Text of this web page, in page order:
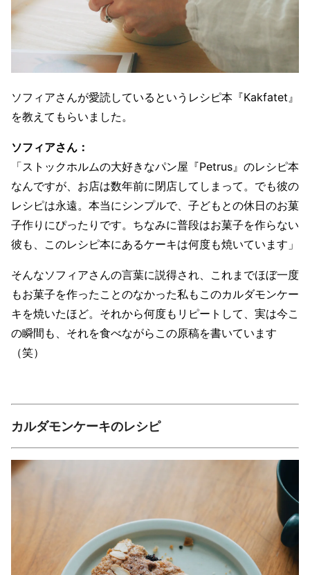
ソフィアさんが愛読しているというレシピ本『Kakfatet』
を教えてもらいました。
ソフィアさん：
「ストックホルムの大好きなパン屋『Petrus』のレシピ本
なんですが、お店は数年前に閉店してしまって。でも彼の
レシピは永遠。本当にシンプルで、子どもとの休日のお菓
子作りにぴったりです。ちなみに普段はお菓子を作らない
彼も、このレシピ本にあるケーキは何度も焼いています」
そんなソフィアさんの言葉に説得され、これまでほぼ一度
もお菓子を作ったことのなかった私もこのカルダモンケー
キを焼いたほど。それから何度もリピートして、実は今こ
の瞬間も、それを食べながらこの原稿を書いています
（笑）
カルダモンケーキのレシピ